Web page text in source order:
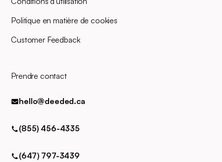
Politique en matière de cookies
Customer Feedback
Prendre contact
hello@deeded.ca
(855) 456-4335
(647) 797-3439